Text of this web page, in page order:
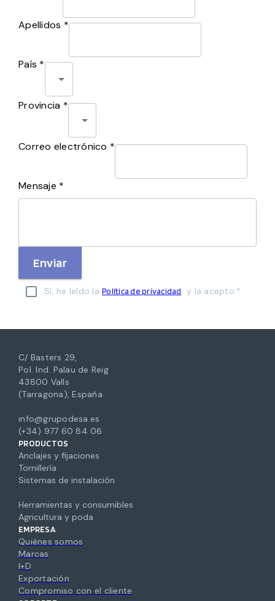
Apellidos *
País *
Provincia *
Correo electrónico *
Mensaje *
Enviar
Sí, he leído la Política de privacidad y la acepto.*
C/ Basters 29,
Pol. Ind. Palau de Reig
43800 Valls
(Tarragona), España
info@grupodesa.es
(+34) 977 60 84 06
PRODUCTOS
Anclajes y fijaciones
Tornillería
Sistemas de instalación
Herramientas y consumibles
Agricultura y poda
EMPRESA
Quiénes somos
Marcas
I+D
Exportación
Compromiso con el cliente